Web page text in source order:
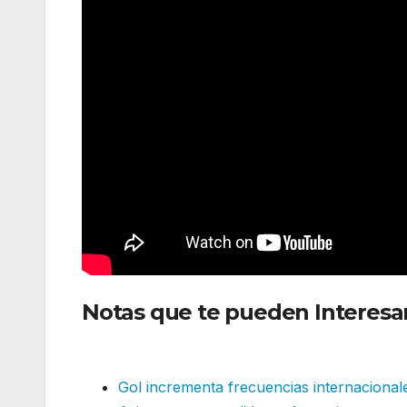
Notas que te pueden
Gol incrementa frecuencias